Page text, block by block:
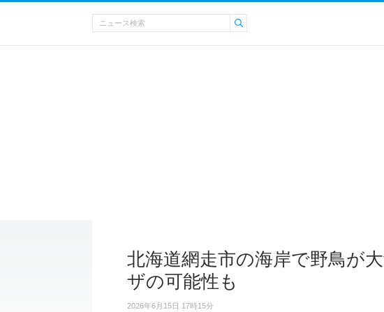
北海道網走市の海岸で野鳥が
ザの可能性も
2026年6月15日 17時15分